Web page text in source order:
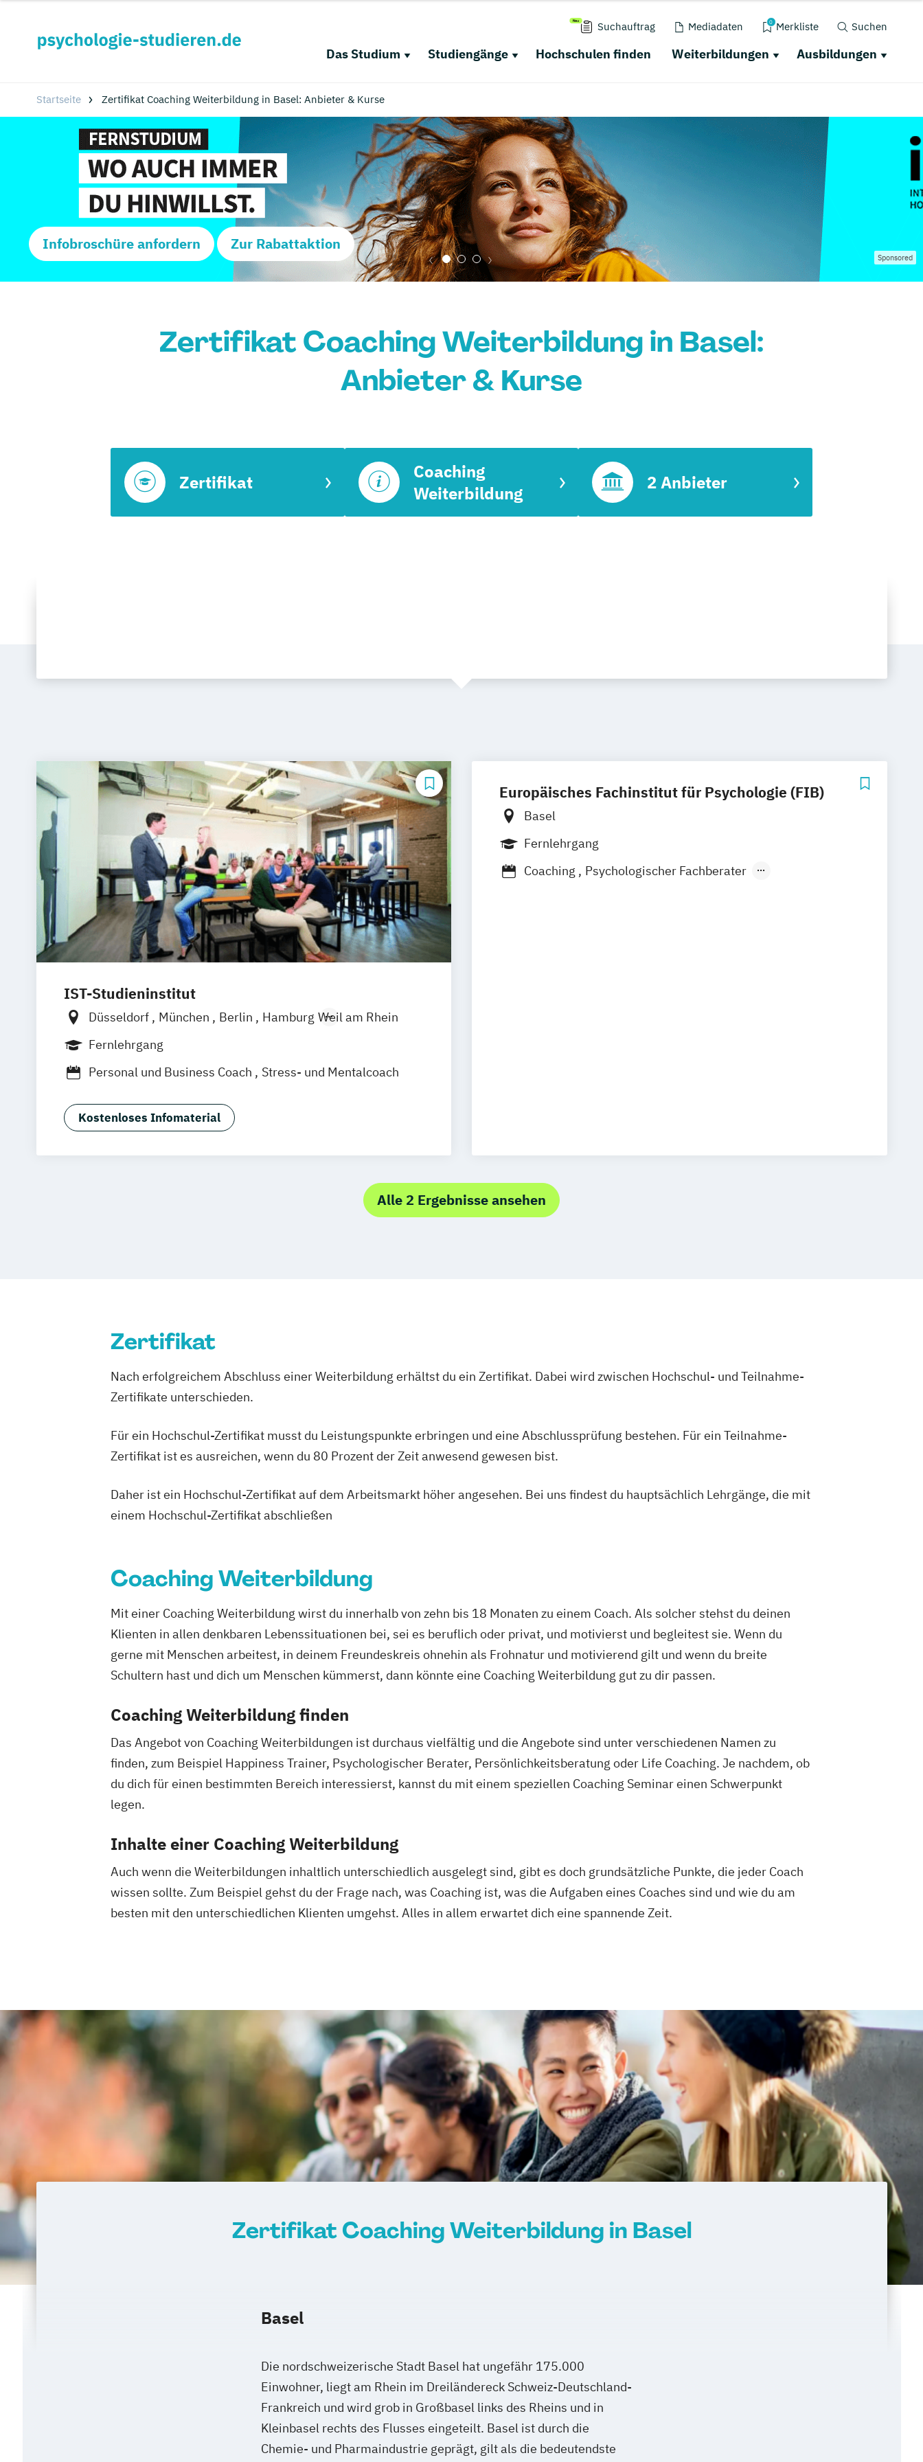
Suchauftrag Mediadaten 0 Merkliste Suchen
Das Studium Studiengänge Hochschulen finden Weiterbildungen Ausbildungen
Startseite Zertifikat Coaching Weiterbildung in Basel: Anbieter & Kurse
Infobroschüre anfordern Zur Rabattaktion
Sponsored
Zertifikat Coaching Weiterbildung in Basel:
Anbieter & Kurse
Zertifikat
Coaching
Weiterbildung
2 Anbieter
IST-Studieninstitut
Düsseldorf München Berlin Hamburg Weil am Rhein
Fernlehrgang
Personal und Business Coach
Stress- und Mentalcoach
Kostenloses Infomaterial
Europäisches Fachinstitut für Psychologie (FIB)
Basel
Fernlehrgang
Coaching
Psychologischer Fachberater
Alle 2 Ergebnisse ansehen
Zertifikat
Nach erfolgreichem Abschluss einer Weiterbildung erhältst du ein Zertifikat. Dabei wird zwischen Hochschul- und Teilnahme-
Zertifikate unterschieden.
Für ein Hochschul-Zertifikat musst du Leistungspunkte erbringen und eine Abschlussprüfung bestehen. Für ein Teilnahme-
Zertifikat ist es ausreichen, wenn du 80 Prozent der Zeit anwesend gewesen bist.
Daher ist ein Hochschul-Zertifikat auf dem Arbeitsmarkt höher angesehen. Bei uns findest du hauptsächlich Lehrgänge, die mit
einem Hochschul-Zertifikat abschließen
Coaching Weiterbildung
Mit einer Coaching Weiterbildung wirst du innerhalb von zehn bis 18 Monaten zu einem Coach. Als solcher stehst du deinen
Klienten in allen denkbaren Lebenssituationen bei, sei es beruflich oder privat, und motivierst und begleitest sie. Wenn du
gerne mit Menschen arbeitest, in deinem Freundeskreis ohnehin als Frohnatur und motivierend gilt und wenn du breite
Schultern hast und dich um Menschen kümmerst, dann könnte eine Coaching Weiterbildung gut zu dir passen.
Coaching Weiterbildung finden
Das Angebot von Coaching Weiterbildungen ist durchaus vielfältig und die Angebote sind unter verschiedenen Namen zu
finden, zum Beispiel Happiness Trainer, Psychologischer Berater, Persönlichkeitsberatung oder Life Coaching. Je nachdem, ob
du dich für einen bestimmten Bereich interessierst, kannst du mit einem speziellen Coaching Seminar einen Schwerpunkt
legen.
Inhalte einer Coaching Weiterbildung
Auch wenn die Weiterbildungen inhaltlich unterschiedlich ausgelegt sind, gibt es doch grundsätzliche Punkte, die jeder Coach
wissen sollte. Zum Beispiel gehst du der Frage nach, was Coaching ist, was die Aufgaben eines Coaches sind und wie du am
besten mit den unterschiedlichen Klienten umgehst. Alles in allem erwartet dich eine spannende Zeit.
Zertifikat Coaching Weiterbildung in Basel
Basel
Die nordschweizerische Stadt Basel hat ungefähr 175.000
Einwohner, liegt am Rhein im Dreiländereck Schweiz-Deutschland-
Frankreich und wird grob in Großbasel links des Rheins und in
Kleinbasel rechts des Flusses eingeteilt. Basel ist durch die
Chemie- und Pharmaindustrie geprägt, gilt als die bedeutendste